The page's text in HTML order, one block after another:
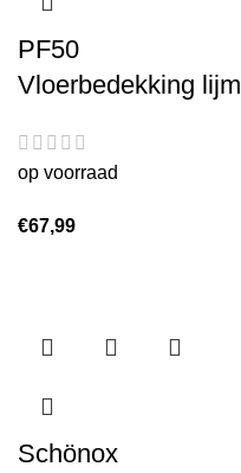
PF50
Vloerbedekking lijm
op voorraad
€67,99
Schönox